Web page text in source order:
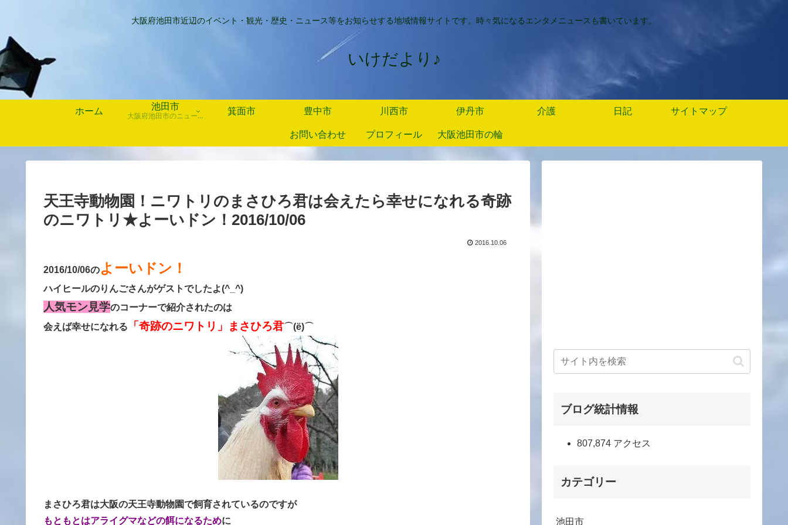
大阪府池田市近辺のイベント・観光・歴史・ニュース等をお知らせする地域情報サイトです。時々気になるエンタメニュースも書いています。
いけだより♪
ホーム
池田市
大阪府池田市のニュース、歴史や行事、お店情報など
箕面市 豊中市 川西市 伊丹市 介護 日記 サイトマップ
お問い合わせ プロフィール 大阪池田市の輪
天王寺動物園！ニワトリのまさひろ君は会えたら幸せになれる奇跡
のニワトリ★よーいドン！2016/10/06
2016.10.06
2016/10/06のよーいドン！
ハイヒールのりんごさんがゲストでしたよ(^_^)
人気モン見学のコーナーで紹介されたのは
会えば幸せになれる
「奇跡のニワトリ」まさひろ君⌒(ё)⌒
まさひろ君は大阪の天王寺動物園で飼育されているのですが
もともとはアライグマなどの餌になるために
ブログ統計情報
807,874 アクセス
カテゴリー
池田市